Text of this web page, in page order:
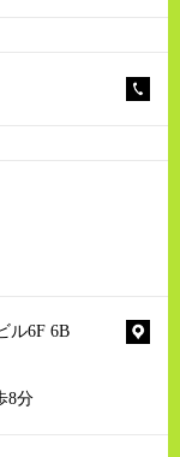
ル6F 6B
8分